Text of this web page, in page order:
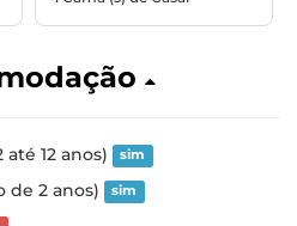
12 anos) sim
de 2 anos) sim